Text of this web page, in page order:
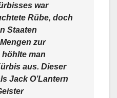
war
Rübe, doch
Staaten
zur
man
aus. Dieser
Jack O’Lantern